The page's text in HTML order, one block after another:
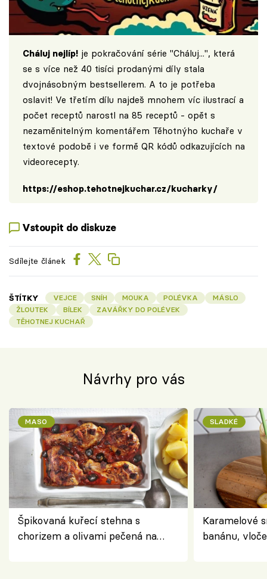
Cháluj nejlíp!je pokračování série "Cháluj...", která
se s více než 40 tisíci prodanými díly stala
dvojnásobným bestsellerem. A to je potřeba
oslavit! Ve třetím dílu najdeš mnohem víc ilustrací a
počet receptů narostl na 85 receptů - opět s
nezaměnitelným komentářem Těhotnýho kuchaře v
textové podobě i ve formě QR kódů odkazujících na
videorecepty.
https://eshop.tehotnejkuchar.cz/kucharky/
Vstoupit do diskuze
Sdílejte článek
ŠTÍTKY VEJCE SNÍH MOUKA POLÉVKA
MÁSLO
ŽLOUTEK
BÍLEK
ZAVÁŘKY DO POLÉVEK
TĚHOTNEJ KUCHAŘ
Návrhy pro vás
MASO
Špikovaná kuřecí stehna s
chorizem a olivami pečená na
SLADKÉ
Karamelové
banánu,